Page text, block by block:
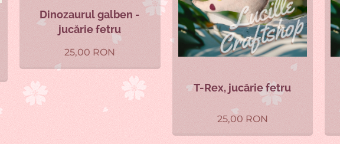
Dinozaurul galben -
jucărie fetru
25,00 RON
T-Rex, jucărie fetru
25,00 RON